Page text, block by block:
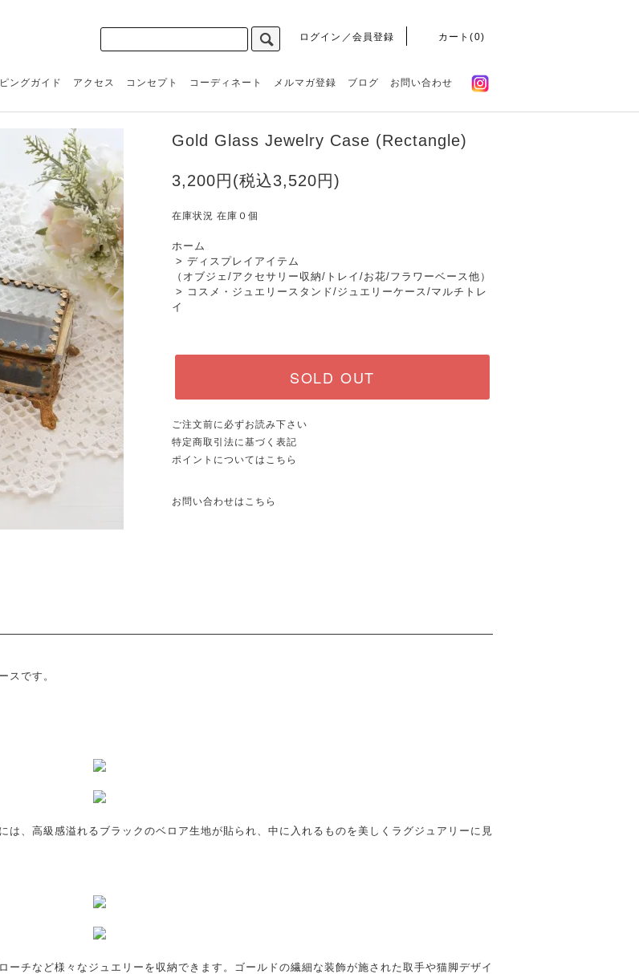
ログイン／会員登録 カート(0)
ングガイド アクセス コンセプト コーディネート メルマガ登録 ブログ お問い合わせ
Gold Glass Jewelry Case (Rectangle)
3,200円(税込3,520円)
在庫状況 在庫０個
ホーム
> ディスプレイアイテム
（オブジェ/アクセサリー収納/トレイ/お花/フラワーベース他）
> コスメ・ジュエリースタンド/ジュエリーケース/マルチトレ
イ
SOLD OUT
ご注文前に必ずお読み下さい
特定商取引法に基づく表記
ポイントについてはこちら
お問い合わせはこちら
スです。
は、高級感溢れるブラックのベロア生地が貼られ、中に入れるものを美しくラグジュアリーに見
チなど様々なジュエリーを収納できます。ゴールドの繊細な装飾が施された取手や猫脚デザイ